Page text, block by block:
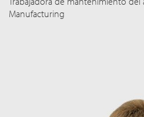
Manufacturing